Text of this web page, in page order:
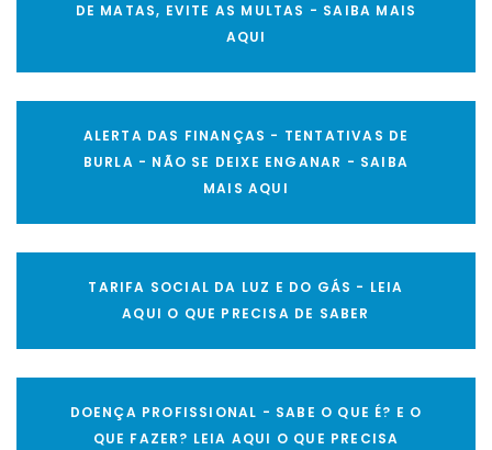
DE MATAS, EVITE AS MULTAS - SAIBA MAIS
AQUI
ALERTA DAS FINANÇAS - TENTATIVAS DE
BURLA - NÃO SE DEIXE ENGANAR - SAIBA
MAIS AQUI
TARIFA SOCIAL DA LUZ E DO GÁS - LEIA
AQUI O QUE PRECISA DE SABER
DOENÇA PROFISSIONAL - SABE O QUE É? E O
QUE FAZER? LEIA AQUI O QUE PRECISA